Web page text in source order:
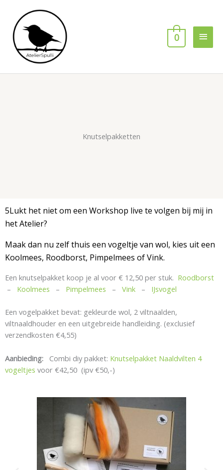
inhoud
0
Knutselpakketten
5Lukt het niet om een Workshop live te volgen bij mij in
het Atelier?
Maak dan nu zelf thuis een vogeltje van wol, kies uit een
Koolmees, Roodborst, Pimpelmees of Vink.
Een knutselpakket koop je al voor € 12,50 per stuk. Roodborst
– Koolmees – Pimpelmees – Vink – IJsvogel
Een vogelpakket bevat: gekleurde wol, 2 viltnaalden,
viltnaaldhouder en een uitgebreide handleiding. (exclusief
verzendkosten €4,55)
Aanbieding: Combi diy pakket: Knutselpakket Naaldvilten 4
vogeltjes voor €42,50 (ipv €50,-)